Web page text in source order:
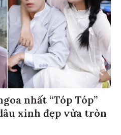
nhất “Tóp Tóp”
xinh đẹp vừa tròn